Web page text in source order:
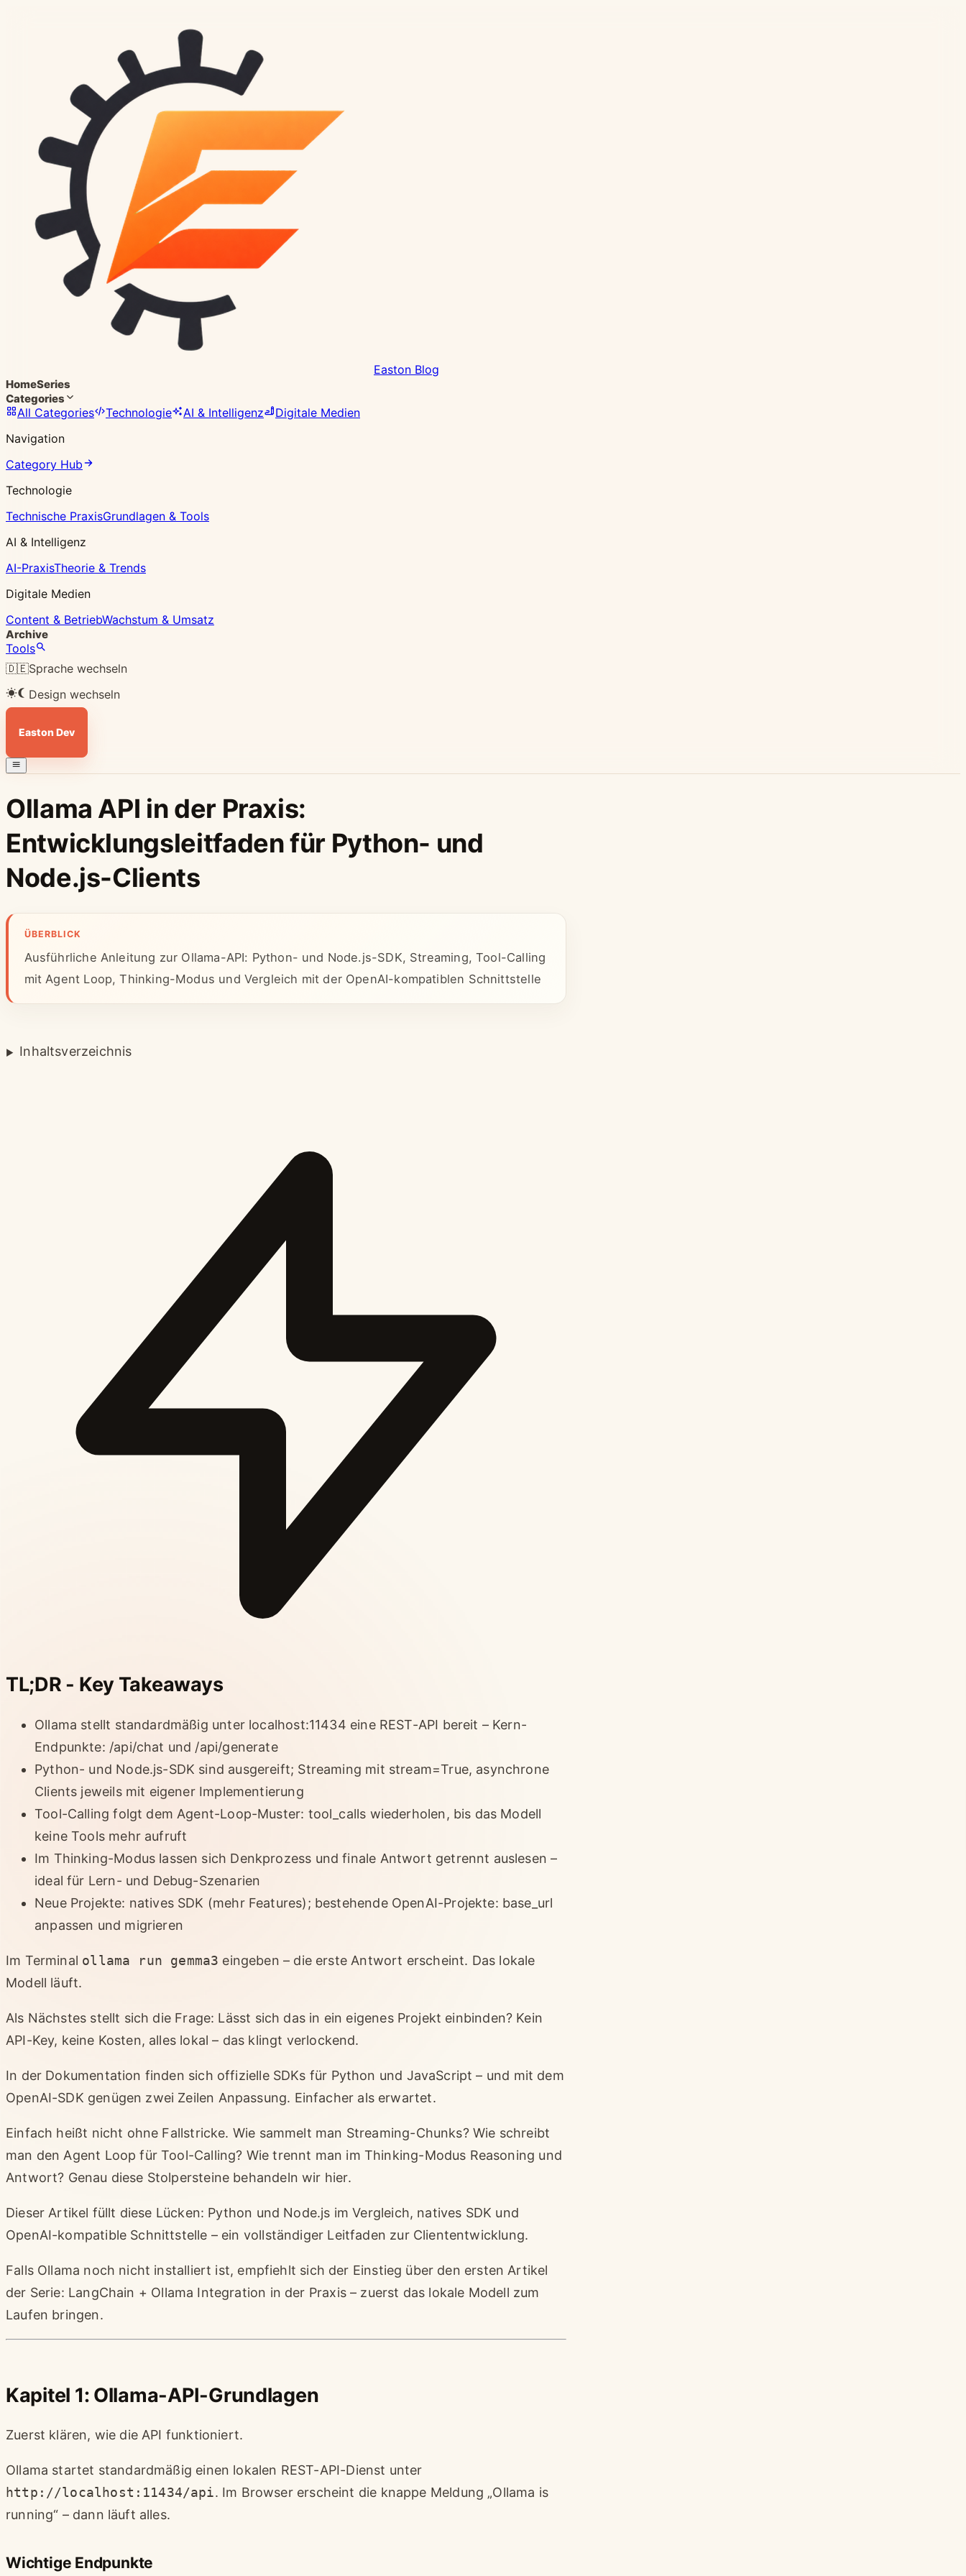
Easton Blog
HomeSeries
Categories
All Categories Technologie AI & Intelligenz
Digitale Medien
Navigation
Category Hub
Technologie
Technische PraxisGrundlagen & Tools
AI & Intelligenz
AI-PraxisTheorie & Trends
Digitale Medien
Content & BetriebWachstum & Umsatz
Archive
Tools
🇩🇪Sprache wechseln
Design wechseln
Easton Dev
Ollama API in der Praxis:
Entwicklungsleitfaden für Python- und
Node.js-Clients
ÜBERBLICK
Ausführliche Anleitung zur Ollama-API: Python- und Node.js-SDK, Streaming, Tool-Calling
mit Agent Loop, Thinking-Modus und Vergleich mit der OpenAI-kompatiblen Schnittstelle
Inhaltsverzeichnis
TL;DR - Key Takeaways
Ollama stellt standardmäßig unter localhost:11434 eine REST-API bereit – Kern-
Endpunkte: /api/chat und /api/generate
Python- und Node.js-SDK sind ausgereift; Streaming mit stream=True, asynchrone
Clients jeweils mit eigener Implementierung
Tool-Calling folgt dem Agent-Loop-Muster: tool_calls wiederholen, bis das Modell
keine Tools mehr aufruft
Im Thinking-Modus lassen sich Denkprozess und finale Antwort getrennt auslesen –
ideal für Lern- und Debug-Szenarien
Neue Projekte: natives SDK (mehr Features); bestehende OpenAI-Projekte: base_url
anpassen und migrieren
Im Terminal ollama run gemma3 eingeben – die erste Antwort erscheint. Das lokale
Modell läuft.
Als Nächstes stellt sich die Frage: Lässt sich das in ein eigenes Projekt einbinden? Kein
API-Key, keine Kosten, alles lokal – das klingt verlockend.
In der Dokumentation finden sich offizielle SDKs für Python und JavaScript – und mit dem
OpenAI-SDK genügen zwei Zeilen Anpassung. Einfacher als erwartet.
Einfach heißt nicht ohne Fallstricke. Wie sammelt man Streaming-Chunks? Wie schreibt
man den Agent Loop für Tool-Calling? Wie trennt man im Thinking-Modus Reasoning und
Antwort? Genau diese Stolpersteine behandeln wir hier.
Dieser Artikel füllt diese Lücken: Python und Node.js im Vergleich, natives SDK und
OpenAI-kompatible Schnittstelle – ein vollständiger Leitfaden zur Cliententwicklung.
Falls Ollama noch nicht installiert ist, empfiehlt sich der Einstieg über den ersten Artikel
der Serie: LangChain + Ollama Integration in der Praxis– zuerst das lokale Modell zum
Laufen bringen.
Kapitel 1: Ollama-API-Grundlagen
Zuerst klären, wie die API funktioniert.
Ollama startet standardmäßig einen lokalen REST-API-Dienst unter
http://localhost:11434/api. Im Browser erscheint die knappe Meldung „Ollama is
running“ – dann läuft alles.
Wichtige Endpunkte